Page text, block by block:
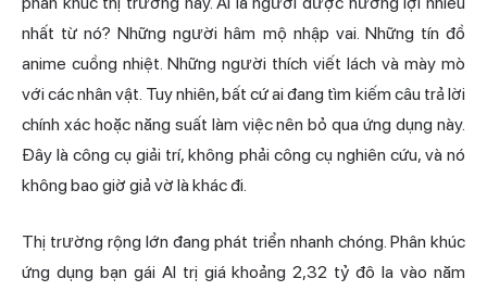
nhất từ nó? Những người hâm mộ nhập vai. Những tín đồ
anime cuồng nhiệt. Những người thích viết lách và mày mò
với các nhân vật. Tuy nhiên, bất cứ ai đang tìm kiếm câu trả lời
chính xác hoặc năng suất làm việc nên bỏ qua ứng dụng này.
Đây là công cụ giải trí, không phải công cụ nghiên cứu, và nó
không bao giờ giả vờ là khác đi.
Thị trường rộng lớn đang phát triển nhanh chóng. Phân khúc
ứng dụng bạn gái AI trị giá khoảng 2,32 tỷ đô la vào năm